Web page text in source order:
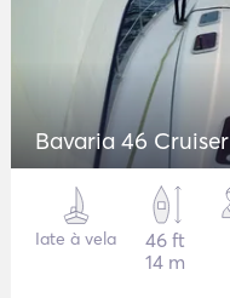
Bavaria 46 Cruiser
Iate à vela
46 ft
14 m